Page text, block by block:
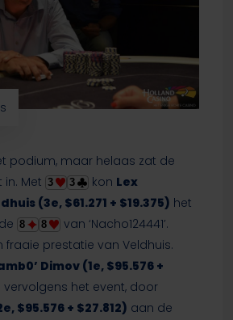
podium, maar helaas zat de
Met 3 3 kon Lex
(3e, $61.271 + $19.375) het
8 8
van ‘Nacho124441’.
fraaie prestatie van Veldhuis.
Dimov (1e, $95.576 +
vervolgens het event, door
$95.576 + $27.812) aan de